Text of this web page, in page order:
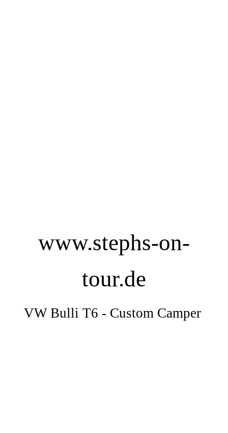
www.stephs-on-
tour.de
VW Bulli T6 - Custom Camper